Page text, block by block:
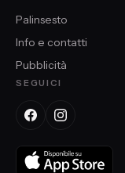
Palinsesto
Info e contatti
Pubblicità
SEGUICI